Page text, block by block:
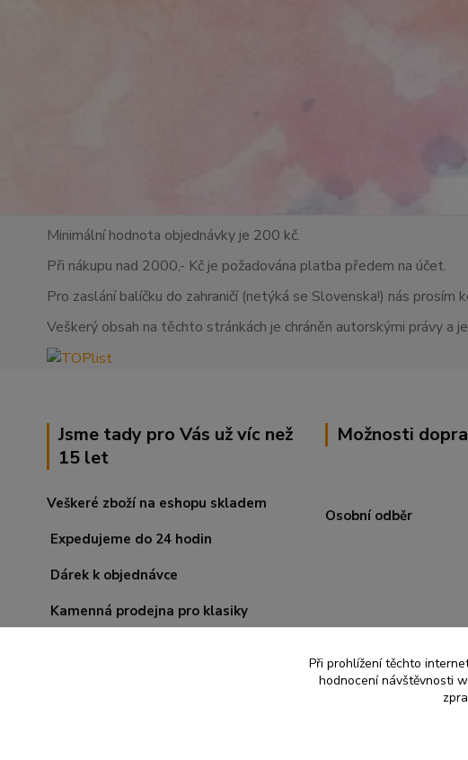
Minimální hodnota objednávky je 200 kč.
Při nákupu nad 2000,- Kč je požadována platba předem na účet.
Pro zaslání balíčku do zahraničí (netýká se Slovenska!) nás prosím
Veškerý obsah na těchto stránkách je chráněn autorskými právy a
Jsme tady pro Vás už víc než
15 let
Veškeré zboží na eshopu skladem
Expedujeme do 24 hodin
Dárek k objednávce
Kamenná prodejna pro klasiky
Možnosti
Osobní odběr
Při prohlížení těchto
hodnocení návštěvnosti